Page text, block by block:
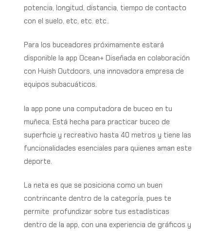
potencia, longitud, distancia, tiempo de contacto
con el suelo, etc, etc. etc..
Para los buceadores próximamente estará
disponible la app Ocean+ Diseñada en colaboración
con Huish Outdoors, una innovadora empresa de
equipos subacuáticos.
la app pone una computadora de buceo en tu
muñeca. Está hecha para practicar buceo de
superficie y recreativo hasta 40 metros y tiene las
funcionalidades esenciales para quienes aman este
deporte.
La neta es que se posiciona como un buen
contrincante dentro de la categoría, pues te
permite profundizar sobre tus estadísticas
dentro de la app, con una experiencia de gráficos y